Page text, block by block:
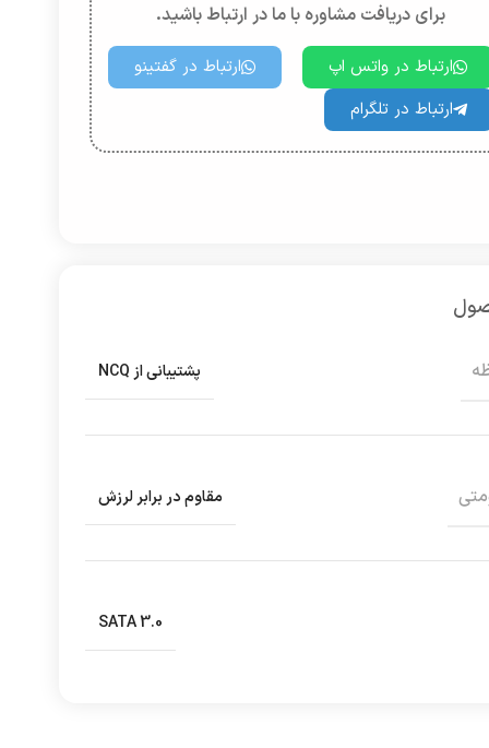
برای دریافت مشاوره با ما در ارتباط باشید.
ارتباط در واتس اپ
ارتباط در گفتینو
ارتباط در تلگرام
پشتیبانی از NCQ
مقاوم در برابر لرزش
SATA 3.0